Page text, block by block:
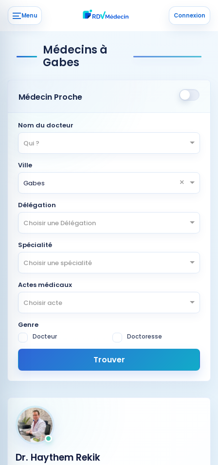
Menu Connexion
Médecins à
Gabes
Médecin Proche
Nom du docteur
Qui ?
Ville
Gabes
×
Délégation
Choisir une Délégation
Spécialité
Choisir une spécialité
Actes médicaux
Choisir acte
Genre
Docteur Doctoresse
Trouver
Dr. Haythem Rekik